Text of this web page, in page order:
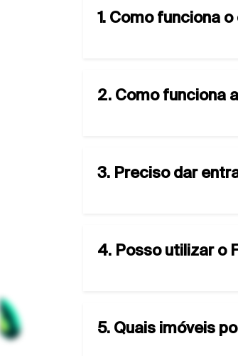
1. Como funciona
2. Como funciona
3. Preciso dar
4. Posso utilizar o
5. Quais imóveis